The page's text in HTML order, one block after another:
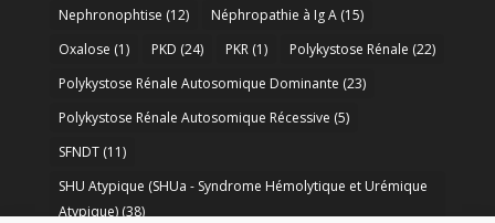
Nephronophtise (12) Néphropathie à Ig A(15)
Oxalose (1) PKD (24) PKR(1) Polykystose Rénale (22)
Polykystose Rénale Autosomique Dominante (23)
Polykystose Rénale Autosomique Récessive (5)
SFNDT(11)
SHU Atypique (SHUa - Syndrome Hémolytique et Urémique
Atypique)(38)